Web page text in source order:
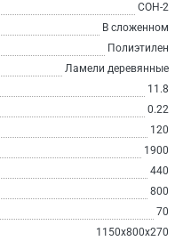
СОН-2
В сложенном
Полиэтилен
Ламели деревянные
11.8
0.22
120
1900
440
800
70
1150х800х270